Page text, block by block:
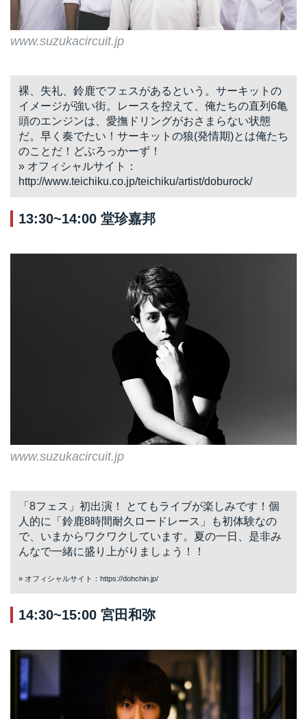
www.suzukacircuit.jp
裸、失礼、鈴鹿でフェスがあるという。サーキットの
イメージが強い街。レースを控えて、俺たちの直列6亀
頭のエンジンは、愛撫ドリングがおさまらない状態
だ。早く奏でたい！サーキットの狼(発情期)とは俺たち
のことだ！どぶろっかーず！
» オフィシャルサイト：
http://www.teichiku.co.jp/teichiku/artist/doburock/
13:30~14:00 堂珍嘉邦
www.suzukacircuit.jp
「8フェス」初出演！ とてもライブが楽しみです！個
人的に「鈴鹿8時間耐久ロードレース」も初体験なの
で、いまからワクワクしています。夏の一日、是非み
んなで一緒に盛り上がりましょう！！
» オフィシャルサイト： https://dohchin.jp/
14:30~15:00 宮田和弥